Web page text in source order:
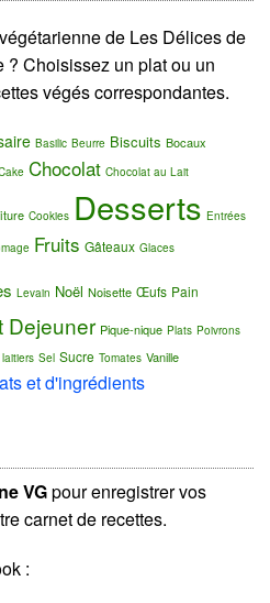
de Les Délices de
Choisissez un plat ou un
végés correspondantes.
Basilic Beurre Biscuits Bocaux
Chocolat Chocolat au Lait
Cookies Desserts Entrées
Fruits Gâteaux Glaces
Levain Noël Noisette Œufs Pain
Dejeuner Pique-nique Plats Poivrons
Sel Sucre Tomates Vanille
et d'ingrédients
VGpour enregistrer vos
carnet de recettes.
: